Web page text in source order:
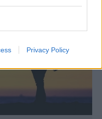
Privacy Policy